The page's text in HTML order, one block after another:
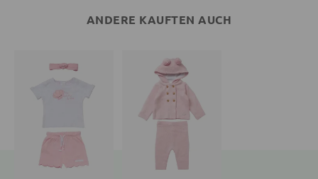
ANDERE KAUFTEN AUCH